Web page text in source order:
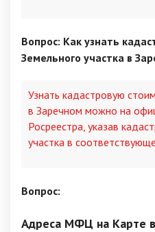
Вопрос: Как узнать
Земельного участка в
Узнать кадастровую
в Заречном можно на
Росреестра, указав
участка в
Вопрос:
Адреса МФЦ на Карте